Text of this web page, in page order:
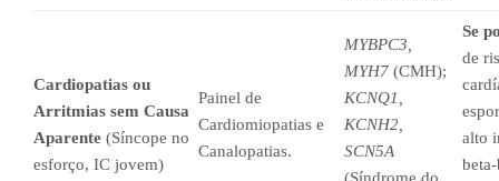
Cardiopatias ou
Arritmias sem Causa
Aparente (Síncope no
esforço, IC jovem)
Painel de
Cardiomiopatias e
Canalopatias.
MYBPC3,
MYH7 (CMH);
KCNQ1,
KCNH2,
SCN5A
(Síndrome do
Se
de
alto